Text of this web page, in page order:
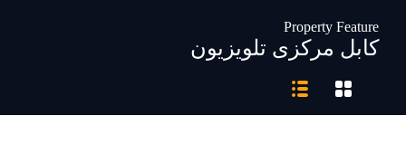
Property Feature
کابل مرکزی تلویزیون